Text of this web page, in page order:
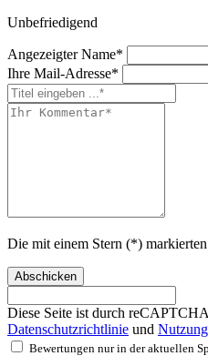
Unbefriedigend
Angezeigter Name*
Ihre Mail-Adresse*
Die mit einem Stern (*)
Abschicken
Diese Seite ist durch
Datenschutzrichtlinie und
Bewertungen nur in der aktuellen